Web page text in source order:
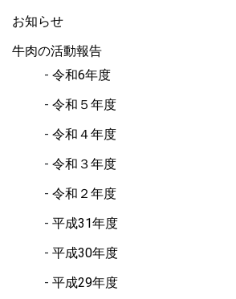
お知らせ
牛肉の活動報告
令和6年度
令和５年度
令和４年度
令和３年度
令和２年度
平成31年度
平成30年度
平成29年度